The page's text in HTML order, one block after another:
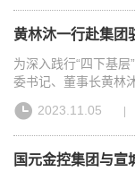
俊杰、黄雨梵、朱晓
汪辉《归来》 国元投
证券 王森《有我》
信托 刘浚哲《我和
章》 国元证券 冯翰
战略，地位重要，作
的兄弟省企，双方合
的发展态势令人倍感
中央金融工作会议精
习省投所长，共抓机
理、产业投资等方面
平，携手共创省企优
一区”、建设“七个强
方签署战略合作框架
经营管理部和高新投
头学习、带头宣讲、
议精神上走深走实，
动派、实干家。 黄林
动统一到中央金融工
思践悟习近平总书记
融国企宗旨使命，一
安徽建设为己任，以
国元推动安徽经济高
多层次资本市场和农
抓手”作用。二要深入
翡翠湖，云烟氤氲、
赏心悦目。下午2时
高昂，迈着铿锵有力
美中，大家感受着大
悦，相互鼓励、相互
在全程5公里的健步
纷纷表示，此次健步
到了增凝聚、强活力
满的精神状态投入到
黄林沐一行赴集团
为深入践行“四下基
委书记、董事长黄林
研，集团党委副书记
关调研。黄林沐一行
路、歙县新安路证券
司，国元保险宣城中
境，看望慰问干部员
2023.11.05